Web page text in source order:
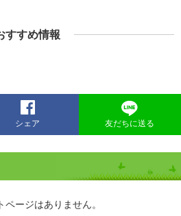
すすめ情報
シェア 友だちに送る
ージはありません。